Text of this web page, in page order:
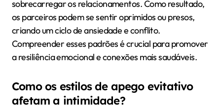
sobrecarregar os relacionamentos. Como resultado,
os parceiros podem se sentir oprimidos ou presos,
criando um ciclo de ansiedade e conflito.
Compreender esses padrões é crucial para promover
a resiliência emocional e conexões mais saudáveis.
Como os estilos de apego evitativo
afetam a intimidade?